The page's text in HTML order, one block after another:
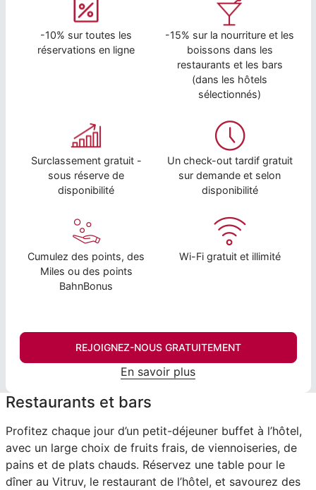
-10% sur toutes les
réservations en ligne
-15% sur la nourriture et les
boissons dans les
restaurants et les bars
(dans les hôtels
sélectionnés)
Surclassement gratuit -
sous réserve de
disponibilité
Un check-out tardif gratuit
sur demande et selon
disponibilité
Cumulez des points, des
Miles ou des points
BahnBonus
Wi-Fi gratuit et illimité
REJOIGNEZ-NOUS GRATUITEMENT
En savoir plus
Restaurants et bars
Profitez chaque jour d’un petit-déjeuner buffet à l’hôtel,
avec un large choix de fruits frais, de viennoiseries, de
pains et de plats chauds. Réservez une table pour le
dîner au Vitruv, le restaurant de l’hôtel, et savourez des